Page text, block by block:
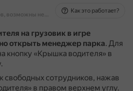
На основе источников, возможны неточности
Как это работает?
на грузовик в игре
открыть менеджер парка. Для
кнопку «Крышка водителя» в
свободных сотрудников, нажав
в правом верхнем углу.